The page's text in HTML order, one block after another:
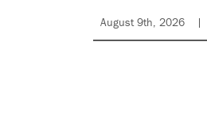
August 9th, 2026